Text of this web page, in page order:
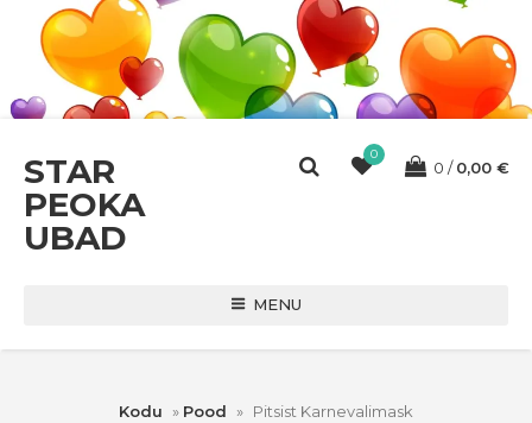
STAR
PEOKA
UBAD
0
0 0,00 €
MENU
Kodu » Pood » Pitsist Karnevalimask